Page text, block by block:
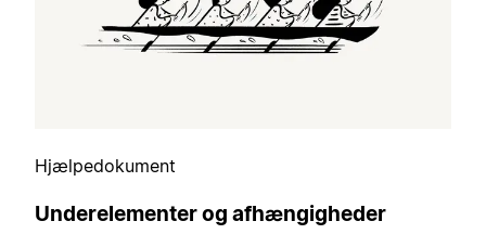
Hjælpedokument
Underelementer og afhængigheder